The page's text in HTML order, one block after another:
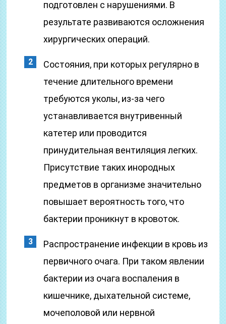
подготовлен с нарушениями. В
результате развиваются осложнения
хирургических операций.
Состояния, при которых регулярно в
течение длительного времени
требуются уколы, из-за чего
устанавливается внутривенный
катетер или проводится
принудительная вентиляция легких.
Присутствие таких инородных
предметов в организме значительно
повышает вероятность того, что
бактерии проникнут в кровоток.
Распространение инфекции в кровь из
первичного очага. При таком явлении
бактерии из очага воспаления в
кишечнике, дыхательной системе,
мочеполовой или нервной